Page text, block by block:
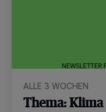
ALLE 3 WOCHEN
Thema: Klima